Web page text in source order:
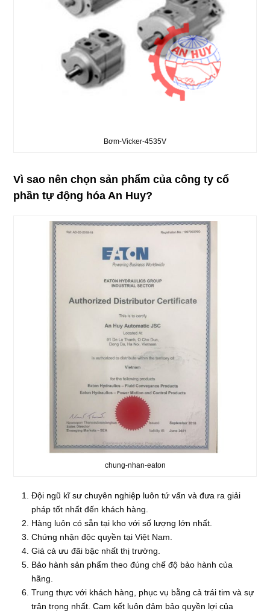
Bơm-Vicker-4535V
Vì sao nên chọn sản phẩm của công ty cổ
phần tự động hóa An Huy?
chung-nhan-eaton
Đội ngũ kĩ sư chuyên nghiệp luôn tứ vấn và đưa ra giải
pháp tốt nhất đến khách hàng.
Hàng luôn có sẵn tại kho với số lượng lớn nhất.
Chứng nhận độc quyền tại Việt Nam.
Giá cả ưu đãi bậc nhất thị trường.
Bảo hành sản phẩm theo đúng chế độ bảo hành của
hãng.
Trung thực với khách hàng, phục vụ bằng cả trái tim và sự
trân trọng nhất. Cam kết luôn đảm bảo quyền lợi của